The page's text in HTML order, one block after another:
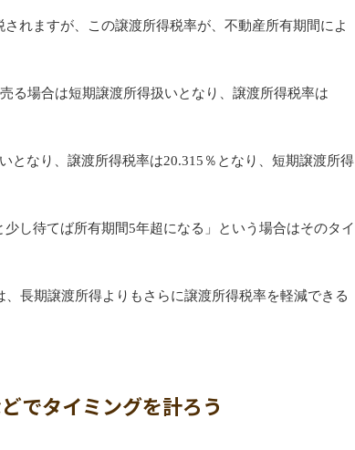
れますが、この譲渡所得税率が、不動産所有期間によ
る場合は短期譲渡所得扱いとなり、譲渡所得税率は
となり、譲渡所得税率は20.315％となり、短期譲渡所得
し待てば所有期間5年超になる」という場合はそのタイ
長期譲渡所得よりもさらに譲渡所得税率を軽減できる
でタイミングを計ろう